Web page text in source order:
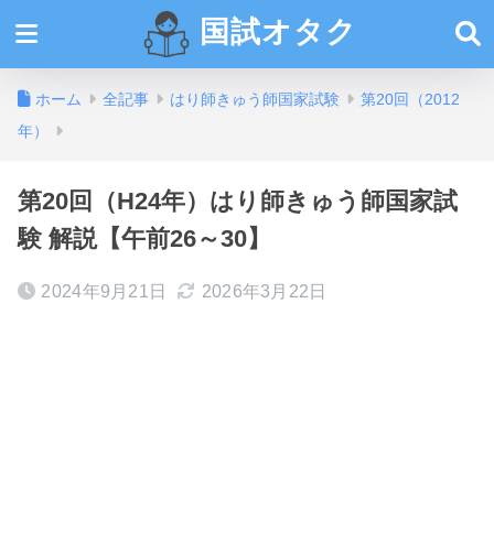
国試オタク
ホーム 全記事 はり師きゅう師国家試験
第20回（2012
年）
第20回（H24年）はり師きゅう師国家試
験 解説【午前26～30】
2024年9月21日 2026年3月22日